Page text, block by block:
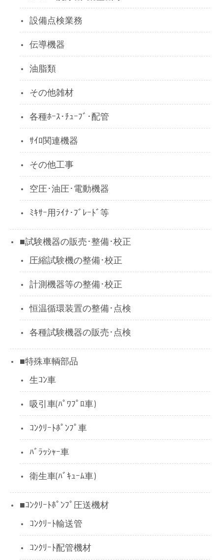
設備点検業務
伝導機器
油脂類
その他雑材
各種ﾎｰｽ･ﾁｭｰﾌﾞ･配管
ｻｲﾛ関連機器
その他工事
空圧･油圧･電動機器
ﾐｷｻｰ用ﾗｲﾅ･ﾌﾞﾚｰﾄﾞ等
■試験機器の販売･整備･校正
圧縮試験機の整備･校正
計測機器等の整備･校正
恒温循環装置の整備･点検
各種試験機器の販売･点検
■特殊車輌部品
生ｺﾝ車
吸引車(ﾊﾟﾜﾌﾟﾛ車)
ｺﾝｸﾘｰﾄﾎﾟﾝﾌﾟ車
ﾊﾞﾗｯｼｬｰ車
衛生車(ﾊﾞｷｭｰﾑ車)
■ｺﾝｸﾘｰﾄﾎﾟﾝﾌﾟ圧送機材
ｺﾝｸﾘｰﾄ輸送管
ｺﾝｸﾘｰﾄ配管機材